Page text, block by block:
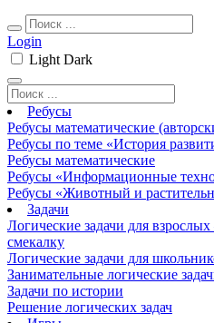
Login
Light Dark
Ребусы
Ребусы математические
Ребусы по теме «История
Ребусы математические
Ребусы «Информационные
Ребусы «Животный и
Задачи
Логические задачи для
смекалку
Логические задачи для
Занимательные логические
Задачи по истории
Решение логических задач